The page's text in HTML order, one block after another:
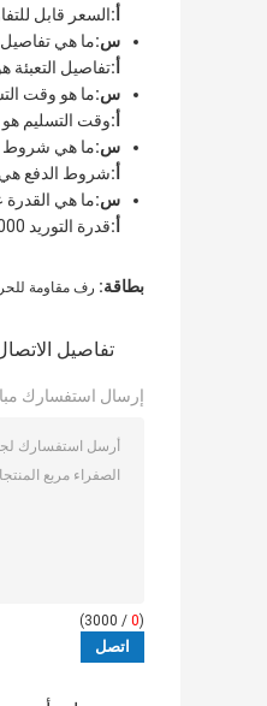
أ:السعر قابل
س:ما هي تفاصيل
أ:تفاصيل
س:ما هو وقت
أ:وقت التسليم هو 30 يوما بعد الدفع
س:ما هي شروط
أ:شروط الدفع هي TT
س:ما هي القدرة
أ:قدرة التوريد 500000 PCS / الشهر.
بطاقة: رف مقاومة
تفاصيل
إرسال استفسارك
(
0
/ 3000)